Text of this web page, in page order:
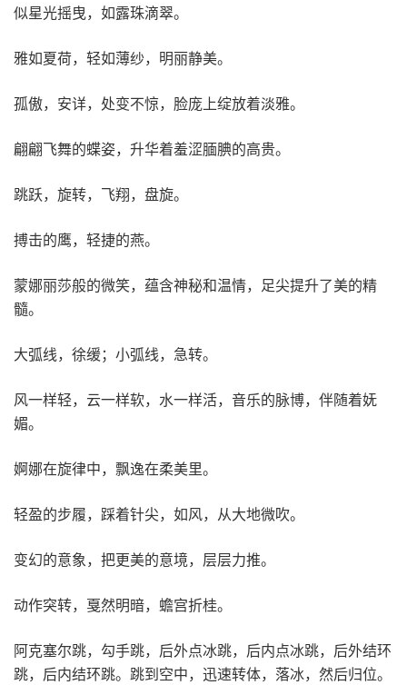
似星光摇曳，如露珠滴翠。
雅如夏荷，轻如薄纱，明丽静美。
孤傲，安详，处变不惊，脸庞上绽放着淡雅。
翩翩飞舞的蝶姿，升华着羞涩腼腆的高贵。
跳跃，旋转，飞翔，盘旋。
搏击的鹰，轻捷的燕。
蒙娜丽莎般的微笑，蕴含神秘和温情，足尖提升了美的精
髓。
大弧线，徐缓；小弧线，急转。
风一样轻，云一样软，水一样活，音乐的脉博，伴随着妩
媚。
婀娜在旋律中，飘逸在柔美里。
轻盈的步履，踩着针尖，如风，从大地微吹。
变幻的意象，把更美的意境，层层力推。
动作突转，戛然明暗，蟾宫折桂。
阿克塞尔跳，勾手跳，后外点冰跳，后内点冰跳，后外结环
跳，后内结环跳。跳到空中，迅速转体，落冰，然后归位。